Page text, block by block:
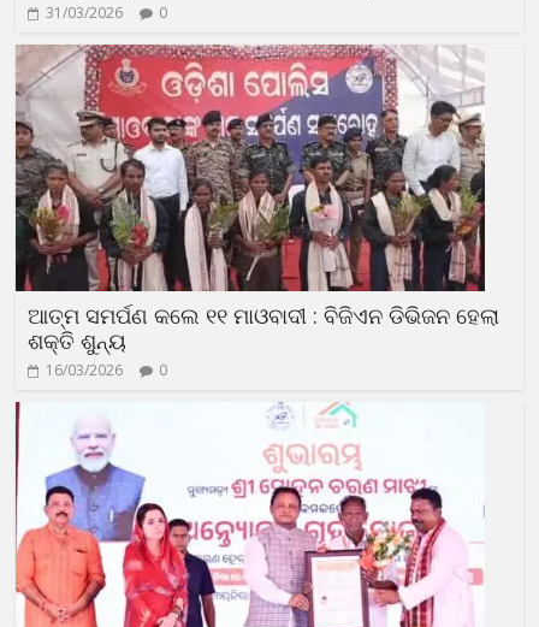
31/03/2026 0
ଆତ୍ମ ସମର୍ପଣ କଲେ ୧୧ ମାଓବାଦୀ : ବିଜିଏନ ଡିଭିଜନ ହେଲା
ଶକ୍ତି ଶୁନ୍ୟ
16/03/2026 0